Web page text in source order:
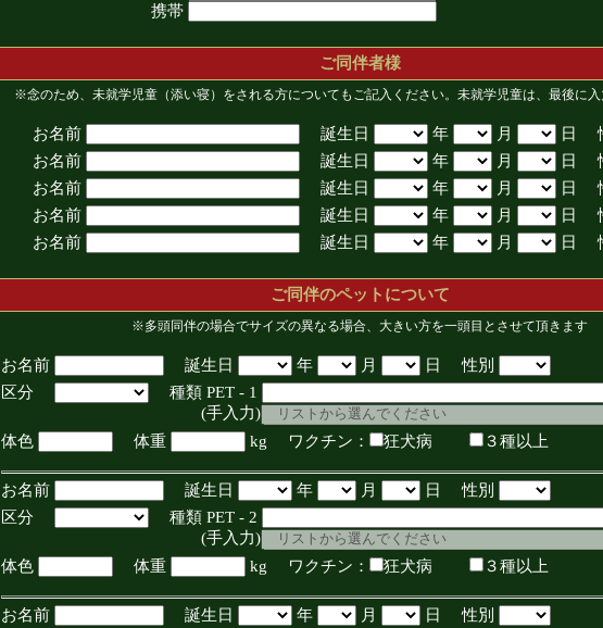
携帯
ご同伴者様
※念のため、未就学児童（添い寝）をされる方についてもご記入ください。未就学児童は、最後に入
お名前 誕生日 年 月
日
お名前
誕生日 年 月
日
お名前
誕生日 年 月
日
お名前
誕生日 年 月
日
お名前
誕生日 年 月 日
ご同伴のペットについて
※多頭同伴の場合でサイズの異なる場合、大きい方を一頭目とさせて頂きます
お名前 誕生日 年 月
日 性別
区分
種類 PET - 1
(手入力)
体色
体重 kg ワクチン： 狂犬病 ３種以上
お名前 誕生日 年 月
日 性別
区分
種類 PET - 2
(手入力)
体色
体重 kg ワクチン： 狂犬病 ３種以上
お名前 誕生日 年 月
日 性別